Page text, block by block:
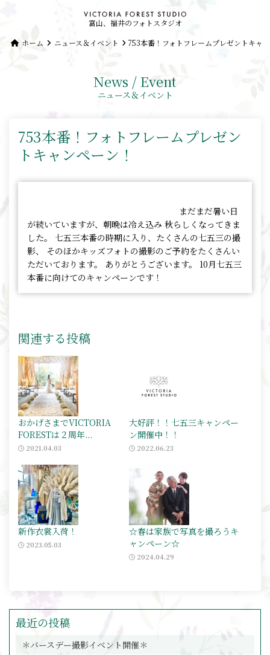
富山、福井のフォトスタジオ
ホーム
ニュース＆イベント 753本番！フォトフレームプレゼントキャ
News / Event
ニュース＆イベント
753本番！フォトフレームプレゼン
トキャンペーン！
まだまだ暑い日
が続いていますが、朝晩は冷え込み 秋らしくなってきま
した。 七五三本番の時期に入り、たくさんの七五三の撮
影、 そのほかキッズフォトの撮影のご予約をたくさんい
ただいております。 ありがとうございます。 10月七五三
本番に向けてのキャンペーンです！
関連する投稿
おかげさまでVICTORIA
FORESTは２周年...
2021.04.03
大好評！！七五三キャンペー
ン開催中！！
2022.06.23
新作衣裳入荷！
2023.05.03
☆春は家族で写真を撮ろうキ
ャンペーン☆
2024.04.29
最近の投稿
＊バースデー撮影イベント開催＊